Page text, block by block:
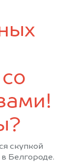
скупкой
Белгороде.